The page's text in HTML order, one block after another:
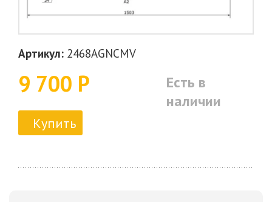
Артикул: 2468AGNCMV
9 700 Р
Есть в
наличии
Купить